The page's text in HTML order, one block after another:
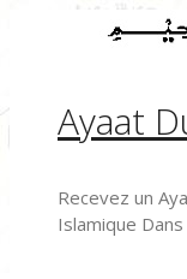
Ayaat
Recevez un
Islamique